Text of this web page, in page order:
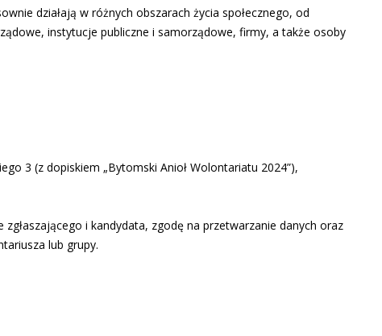
działają w różnych obszarach życia społecznego, od
instytucje publiczne i samorządowe, firmy, a także osoby
3 (z dopiskiem „Bytomski Anioł Wolontariatu 2024”),
i kandydata, zgodę na przetwarzanie danych oraz
lub grupy.